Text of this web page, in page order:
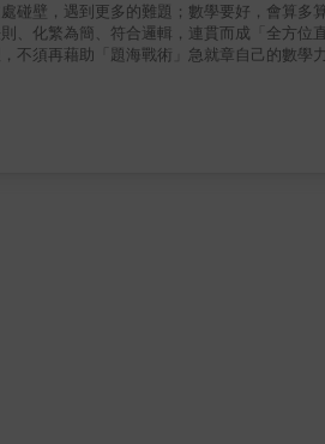
碰壁，遇到更多的難題；數學要好，會算多
、化繁為簡、符合邏輯，連貫而成「全方位
不須再藉助「題海戰術」急就章自己的數學
次的抽象化而成，所以其實其本質仍然脫離不
，刺激靈感◎所見即所得我們經常對看得到的
考的。既然如此，為何不想辦法把它弄成簡
我們會用到的技巧，絕對是國中就已經學會
目，也比較有助思考。■ 符合邏輯：善用演繹
證明還是必要的，只是不能躁進。嚴密的程
邏輯觀念為起始，因為數學為科學之母，而